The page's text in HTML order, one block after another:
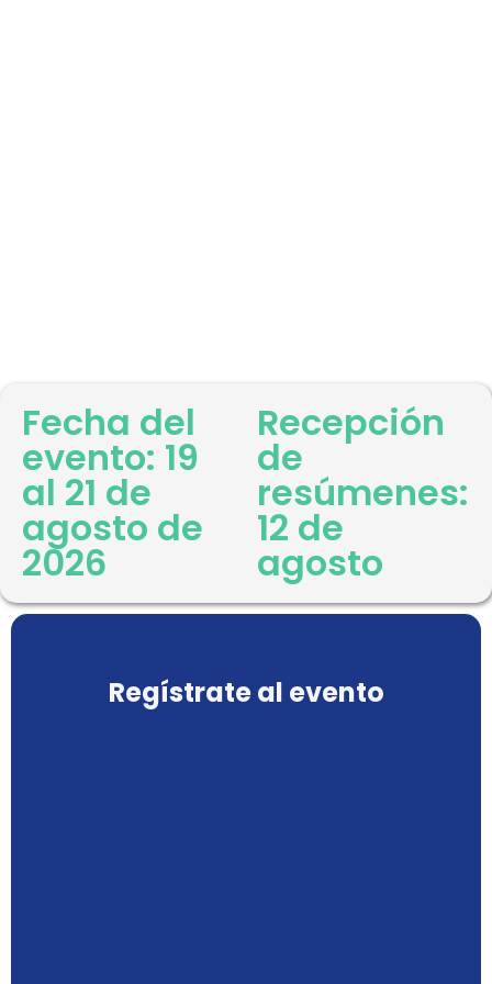
Fecha del
evento: 19
al 21 de
agosto de
2026
Recepción
de
resúmenes:
12 de
agosto
Regístrate al evento